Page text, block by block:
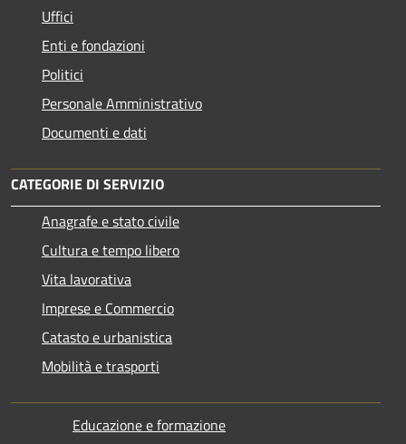
Uffici
Enti e fondazioni
Politici
Personale Amministrativo
Documenti e dati
CATEGORIE DI SERVIZIO
Anagrafe e stato civile
Cultura e tempo libero
Vita lavorativa
Imprese e Commercio
Catasto e urbanistica
Mobilità e trasporti
Educazione e formazione